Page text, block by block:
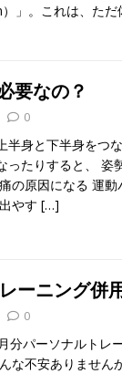
」。これは、た
要なの？
0
半身と下半身をつ
ったりすると、 姿
の原因になる 運動
やす […]
ーニング併
0
分パーソナルトレ
な不安ありません